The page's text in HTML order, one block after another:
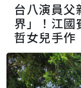
台八演員父
界」！江
哲女兒手作